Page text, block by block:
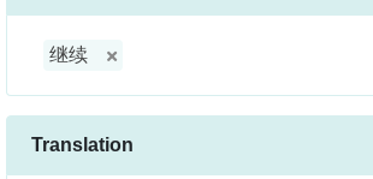
继续
Translation